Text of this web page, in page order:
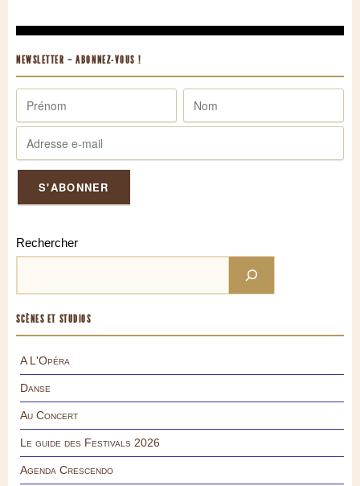
NEWSLETTER – ABONNEZ-VOUS !
Rechercher
SCÈNES ET STUDIOS
A L'Opéra
Danse
Au Concert
Le guide des Festivals 2026
Agenda Crescendo